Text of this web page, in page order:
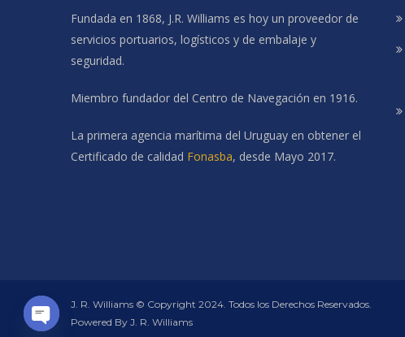
Fundada en 1868, J.R. Williams es hoy un proveedor de
servicios portuarios, logísticos y de embalaje y
seguridad.
Miembro fundador del Centro de Navegación en 1916.
La primera agencia marítima del Uruguay en obtener el
Certificado de calidad Fonasba, desde Mayo 2017.
J. R. Williams © Copyright 2024. Todos los Derechos Reservados.
Powered By J. R. Williams